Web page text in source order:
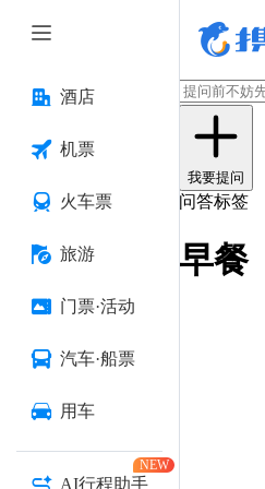
酒店
机票
火车票
旅游
门票·活动
汽车·船票
用车
AI行程助手
NEW
我要提问
问答标签
早餐